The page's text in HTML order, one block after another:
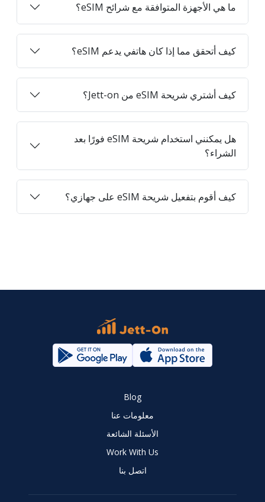
ما هي الأجهزة المتوافقة مع شرائح eSIM؟
كيف أتحقق مما إذا كان هاتفي يدعم eSIM؟
كيف أشتري شريحة eSIM من Jett-on؟
هل يمكنني استخدام شريحة eSIM فورًا بعد
الشراء؟
كيف أقوم بتفعيل شريحة eSIM على جهازي؟
Blog
معلومات عنا
الأسئلة الشائعة
Work With Us
اتصل بنا